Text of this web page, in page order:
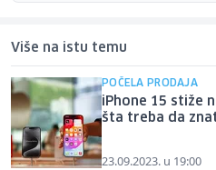
Više na istu temu
POČELA PRODAJA
iPhone 15 stiže
šta treba da
23.09.2023. u 19:00